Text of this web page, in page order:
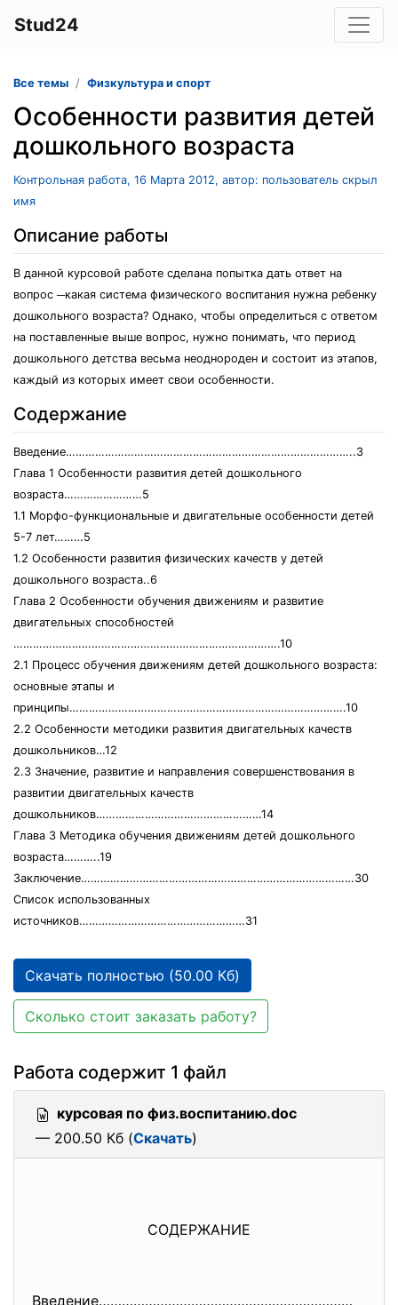
Stud24
Все темы Физкультура и спорт
Особенности развития детей
дошкольного возраста
Контрольная работа, 16 Марта 2012, автор: пользователь скрыл
имя
Описание работы
В данной курсовой работе сделана попытка дать ответ на
вопрос ─какая система физического воспитания нужна ребенку
дошкольного возраста? Однако, чтобы определиться с ответом
на поставленные выше вопрос, нужно понимать, что период
дошкольного детства весьма неоднороден и состоит из этапов,
каждый из которых имеет свои особенности.
Содержание
Введение……………………………………………………………………………..3
Глава 1 Особенности развития детей дошкольного
возраста……………………5
1.1 Морфо-функциональные и двигательные особенности детей
5-7 лет………5
1.2 Особенности развития физических качеств у детей
дошкольного возраста..6
Глава 2 Особенности обучения движениям и развитие
двигательных способностей
……………………………………………………………………….10
2.1 Процесс обучения движениям детей дошкольного возраста:
основные этапы и
принципы………………………………………………………………………….10
2.2 Особенности методики развития двигательных качеств
дошкольников…12
2.3 Значение, развитие и направления совершенствования в
развитии двигательных качеств
дошкольников……………………………………………14
Глава 3 Методика обучения движениям детей дошкольного
возраста………..19
Заключение…………………………………………………………………………30
Список использованных
источников……………………………………………31
Скачать полностью (50.00 Кб)
Сколько стоит заказать работу?
Работа содержит 1 файл
курсовая по физ.воспитанию.doc
— 200.50 Кб (Скачать)
СОДЕРЖАНИЕ
Введение…………………………………………………………